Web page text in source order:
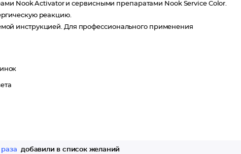
Nook Activator и сервисными препаратами Nook Service Color.
реакцию.
инструкцией. Для профессионального применения
раза добавили в список желаний